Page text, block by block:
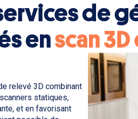
de
enscan
relevé 3D combinant
statiques,
et en favorisant